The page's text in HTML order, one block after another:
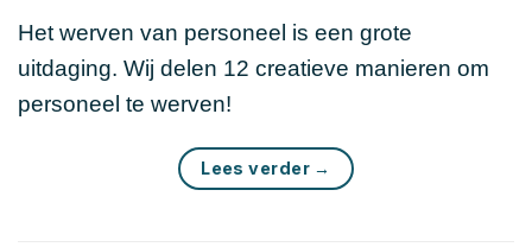
Het werven van personeel is een grote
uitdaging. Wij delen 12 creatieve manieren om
personeel te werven!
Lees verder →